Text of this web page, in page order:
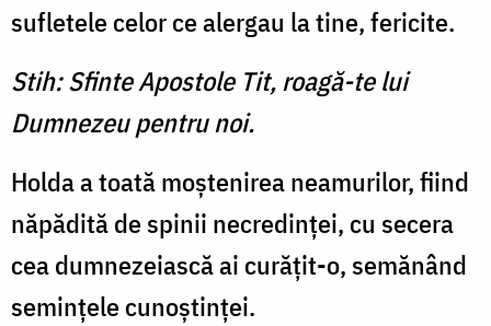
sufletele celor ce alergau la tine, fericite.
Stih: Sfinte Apostole Tit, roagă-te lui
Dumnezeu pentru noi.
Holda a toată moştenirea neamurilor, fiind
năpădită de spinii necredinţei, cu secera
cea dumnezeiască ai curăţit-o, semănând
seminţele cunoştinţei.